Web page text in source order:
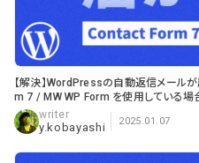
【解決】WordPressの自動返信メー
m 7 / MW WP Form を使用している場
y.kobayashi 2025.01.07